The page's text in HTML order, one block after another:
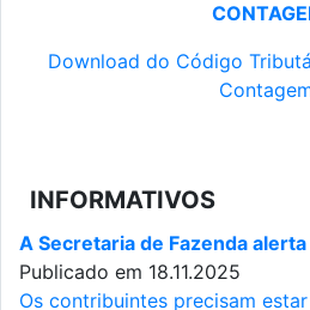
Download do Código
INFORMATIVOS
A Secretaria de Fazenda
Publicado em 18.11.2025
Os contribuintes precisam